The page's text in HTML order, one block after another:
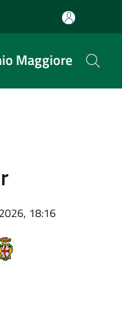
Maggiore
18:16